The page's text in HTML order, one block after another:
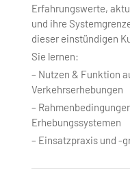
Erfahrungswerte,
und ihre
dieser einstündigen
Sie lernen:
– Nutzen & Funktion
Verkehrserhebungen
–
Erhebungssystemen
– Einsatzpraxis und -